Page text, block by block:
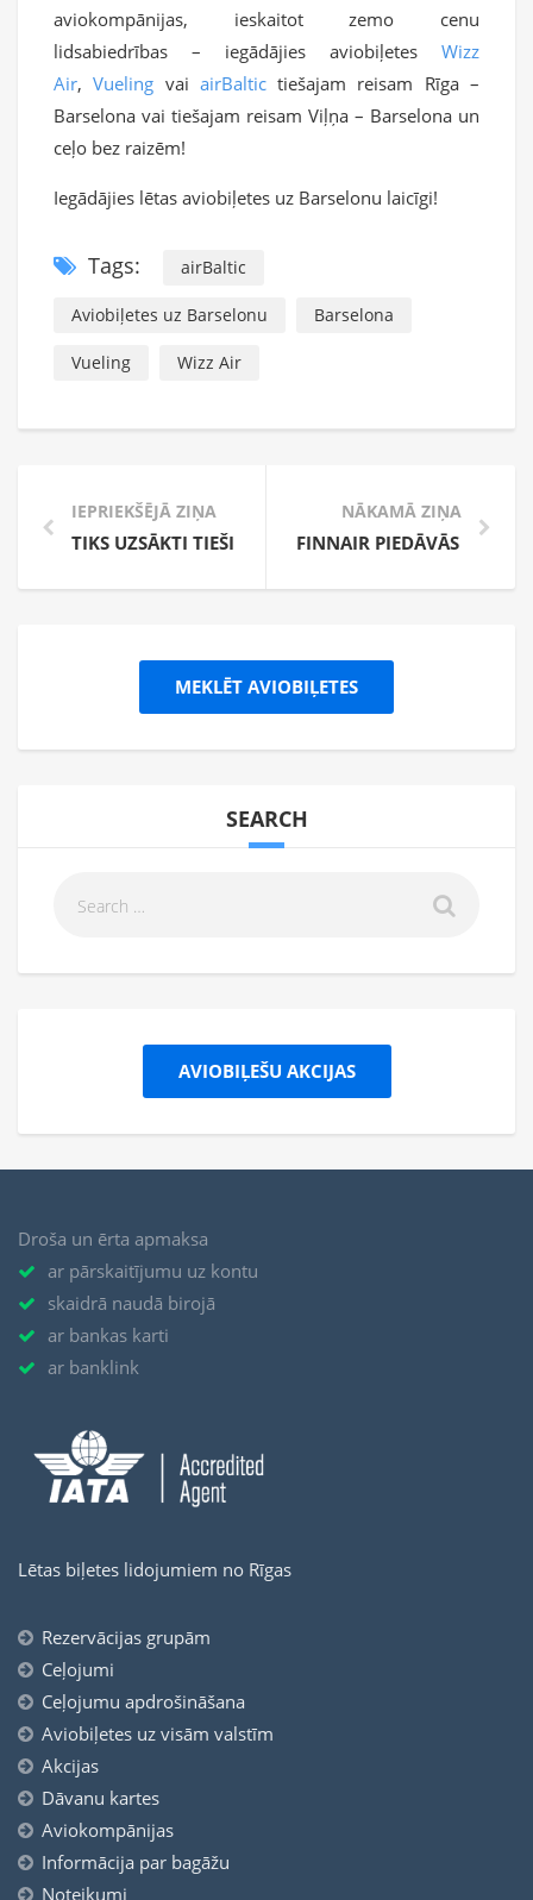
aviokompānijas, ieskaitot zemo cenu
lidsabiedrības – iegādājies aviobiļetes Wizz
Air,Vueling vai airBaltictiešajam reisam Rīga –
Barselona vai tiešajam reisam Viļņa – Barselona un
ceļo bez raizēm!
Iegādājies lētas aviobiļetes uz Barselonu laicīgi!
Tags: airBaltic
Aviobiļetes uz Barselonu Barselona
Vueling Wizz Air
IEPRIEKŠĒJĀ ZIŅA
TIKS UZSĀKTI TIEŠIE LIDOJUMI NO VIĻŅAS UZ ĻVOVU
NĀKAMĀ ZIŅA
FINNAIR PIEDĀVĀS
MEKLĒT AVIOBIĻETES
SEARCH
AVIOBIĻEŠU AKCIJAS
Droša un ērta apmaksa
ar pārskaitījumu uz kontu
skaidrā naudā birojā
ar bankas karti
ar banklink
Lētas biļetes lidojumiem no Rīgas
Rezervācijas grupām
Ceļojumi
Ceļojumu apdrošināšana
Aviobiļetes uz visām valstīm
Akcijas
Dāvanu kartes
Aviokompānijas
Informācija par bagāžu
Noteikumi